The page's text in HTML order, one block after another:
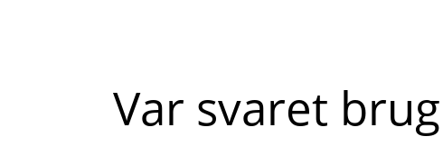
Var svaret